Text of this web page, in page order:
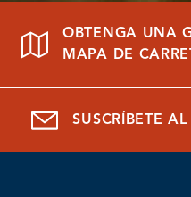
OBTENGA UNA
MAPA DE
SUSCRÍBETE